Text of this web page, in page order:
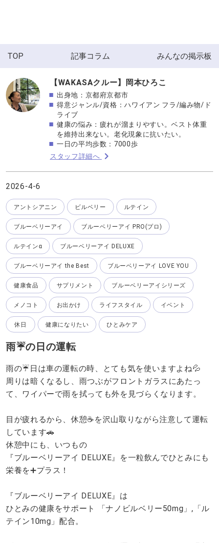
TOP 記事コラム みんなの掲示板
【WAKASAクルー】岡本ひろこ
出身地：京都府京都市
得意ジャンル/資格：ハワイアン フラ/編み物/ド
ライブ
健康の悩み：疲れが溜まりやすい。ベスト体重
を維持出来ない。老化現象に抗いたい。
一日の平均歩数：7000歩
スタッフ詳細へ
2026-4-6
アントシアニン ビルベリー ルテイン
ブルーベリーアイ ブルーベリーアイ PRO(プロ)
ルテインα ブルーベリーアイ DELUXE
ブルーベリーアイ the Best ブルーベリーアイ LOVE YOU
健康食品 サプリメント ブルーベリーアイシリーズ
メノコト お出かけ ライフスタイル イベント
休日 健康になりたい ひとみケア
雨☔️の日の運転
雨の☔日は車の運転の時、とても気を使いますよね💦
周りは暗くなるし、雨つぶがフロントガラスにあたっ
て、ワイパーで雨を拭っても外を見づらくなります。
目が疲れるから、休憩☕️を沢山取りながら注意して運転
しています🚗
休憩中にも、いつもの
『ブルーベリーアイ DELUXE』を一粒飲んでひとみにも
栄養を➕プラス！
『ブルーベリーアイ DELUXE』は
ひとみの健康をサポート 「ナノビルベリー50mg」,「ル
テイン10mg」配合。